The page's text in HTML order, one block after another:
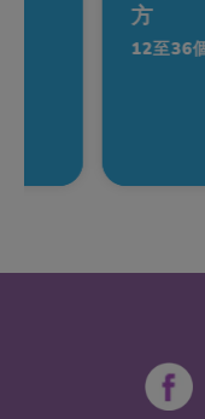
12至36個月以下